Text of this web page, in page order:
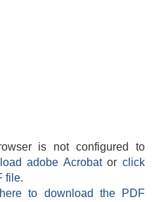
is not configured to
adobe Acrobatorclick
file.
to download the PDF